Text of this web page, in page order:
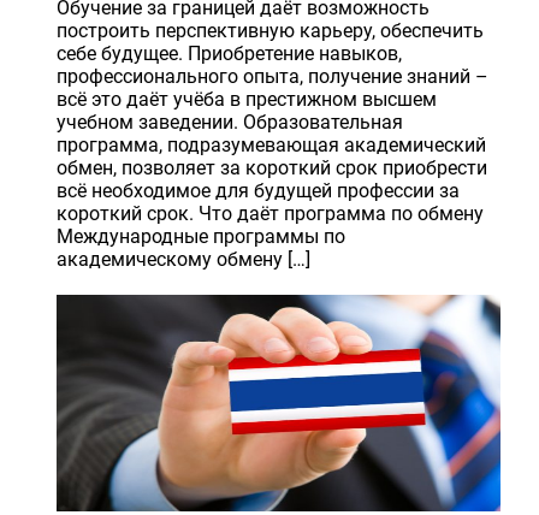
Обучение за границей даёт возможность
построить перспективную карьеру, обеспечить
себе будущее. Приобретение навыков,
профессионального опыта, получение знаний –
всё это даёт учёба в престижном высшем
учебном заведении. Образовательная
программа, подразумевающая академический
обмен, позволяет за короткий срок приобрести
всё необходимое для будущей профессии за
короткий срок. Что даёт программа по обмену
Международные программы по
академическому обмену […]